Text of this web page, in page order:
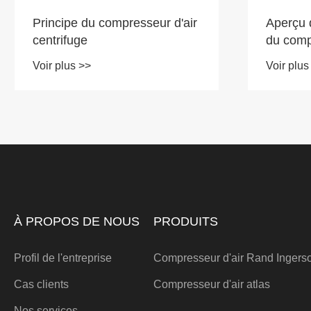
Aperçu du principe de travail
du compresseur d'air sans
huile
Voir plus >>
Atlas
À PROPOS DE NOUS
Profil de l'entreprise
Cas clients
PRODUITS
Compresseur d'air Rand
Compresseur d'air atlas